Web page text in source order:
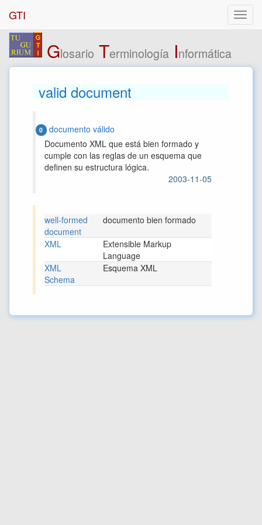
GTI
Glosario Terminología Informática
valid document
0 documento válido
Documento XML que está bien formado y
cumple con las reglas de un esquema que
definen su estructura lógica.
2003-11-05
well-formed
document
documento bien formado
XML
Extensible Markup
Language
XML
Schema
Esquema XML